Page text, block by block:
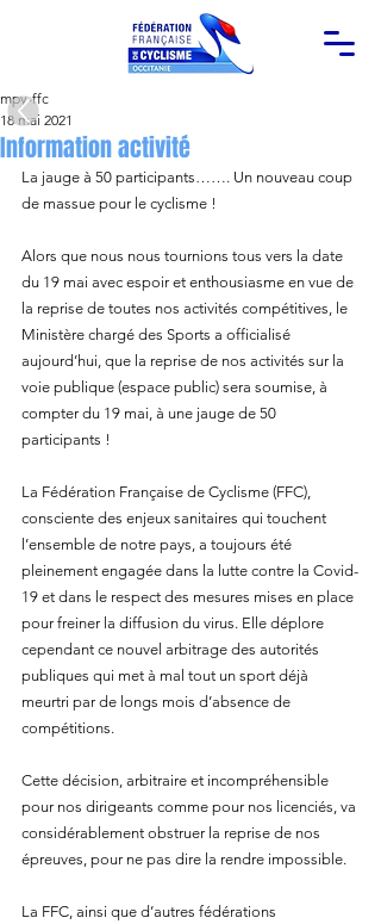
Information activité
mpy-ffc
18 mai 2021
La jauge à 50 participants……. Un nouveau coup
de massue pour le cyclisme !
Alors que nous nous tournions tous vers la date
du 19 mai avec espoir et enthousiasme en vue de
la reprise de toutes nos activités compétitives, le
Ministère chargé des Sports a officialisé
aujourd’hui, que la reprise de nos activités sur la
voie publique (espace public) sera soumise, à
compter du 19 mai, à une jauge de 50
participants !
La Fédération Française de Cyclisme (FFC),
consciente des enjeux sanitaires qui touchent
l’ensemble de notre pays, a toujours été
pleinement engagée dans la lutte contre la Covid-
19 et dans le respect des mesures mises en place
pour freiner la diffusion du virus. Elle déplore
cependant ce nouvel arbitrage des autorités
publiques qui met à mal tout un sport déjà
meurtri par de longs mois d’absence de
compétitions.
Cette décision, arbitraire et incompréhensible
pour nos dirigeants comme pour nos licenciés, va
considérablement obstruer la reprise de nos
épreuves, pour ne pas dire la rendre impossible.
La FFC, ainsi que d’autres fédérations